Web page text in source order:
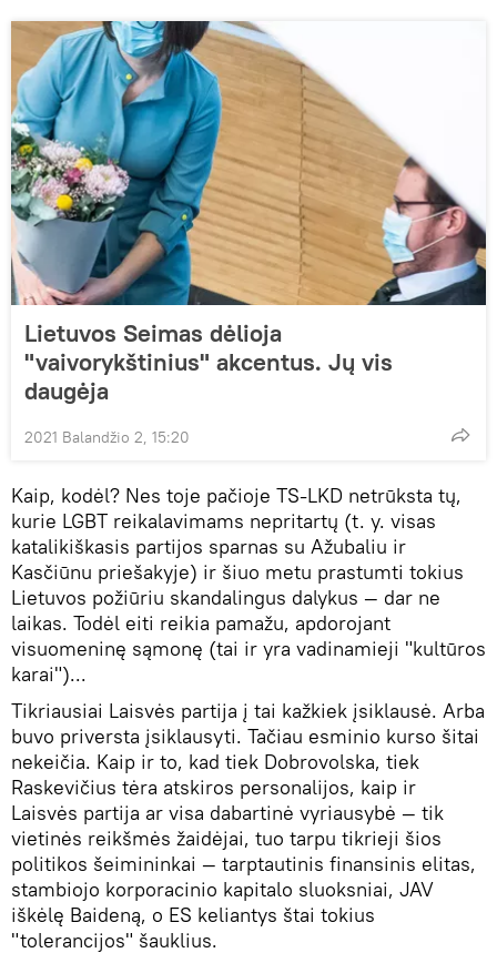
Lietuvos Seimas dėlioja
"vaivorykštinius" akcentus. Jų vis
daugėja
2021 Balandžio 2, 15:20
Kaip, kodėl? Nes toje pačioje TS-LKD netrūksta tų,
kurie LGBT reikalavimams nepritartų (t. y. visas
katalikiškasis partijos sparnas su Ažubaliu ir
Kasčiūnu priešakyje) ir šiuo metu prastumti tokius
Lietuvos požiūriu skandalingus dalykus — dar ne
laikas. Todėl eiti reikia pamažu, apdorojant
visuomeninę sąmonę (tai ir yra vadinamieji "kultūros
karai")...
Tikriausiai Laisvės partija į tai kažkiek įsiklausė. Arba
buvo priversta įsiklausyti. Tačiau esminio kurso šitai
nekeičia. Kaip ir to, kad tiek Dobrovolska, tiek
Raskevičius tėra atskiros personalijos, kaip ir
Laisvės partija ar visa dabartinė vyriausybė — tik
vietinės reikšmės žaidėjai, tuo tarpu tikrieji šios
politikos šeimininkai — tarptautinis finansinis elitas,
stambiojo korporacinio kapitalo sluoksniai, JAV
iškėlę Baideną, o ES keliantys štai tokius
"tolerancijos" šauklius.